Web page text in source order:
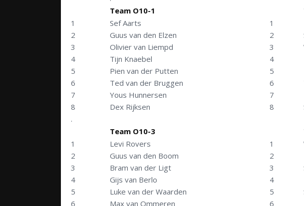
Team O10-1
1
Sef Aarts 1
2
Guus van den Elzen 2
3
Olivier van Liempd 3
4
Tijn Knaebel 4
5
Pien van der Putten 5
6
Ted van der Bruggen 6
7
Yous Hunnersen 7
8
Dex Rijksen 8
.
Team O10-3
1
Levi Rovers 1
2
Guus van den Boom 2
3
Bram van der Ligt 3
4
Gijs van Berlo 4
5
Luke van der Waarden 5
6
Max van Ommeren 6